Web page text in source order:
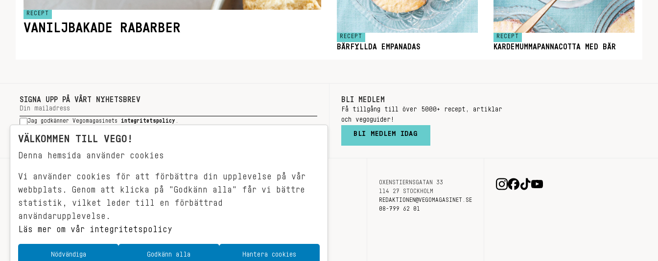
RECEPT
VANILJBAKADE RABARBER
RECEPT
BÄRFYLLDA EMPANADAS
RECEPT
KARDEMUMMAPANNACOTTA MED BÄR
SIGNA UPP PÅ VÅRT NYHETSBREV
Jag godkänner Vegomagasinets integritetspolicy
SIGNA UPP
BLI MEDLEM
Få tillgång till över 5000+ recept, artiklar
och vegoguider!
BLI MEDLEM IDAG
himla enkelt för just dig att äta
vego. För vegomat är inte krångligt,
fantastiskt.
RECEPT
VEGONYTT
OM OSS
OXENSTIERNSGATAN 33
114 27 STOCKHOLM
REDAKTIONEN@VEGOMAGASINET.SE
08-799 62 01
VÄLKOMMEN TILL VEGO!
Denna hemsida använder cookies
Vi använder cookies för att förbättra din upplevelse på vår
webbplats. Genom att klicka på "Godkänn alla" får vi bättre
statistik, vilket leder till en förbättrad
användarupplevelse.
Läs mer om vår integritetspolicy
Nödvändiga Godkänn alla Hantera cookies